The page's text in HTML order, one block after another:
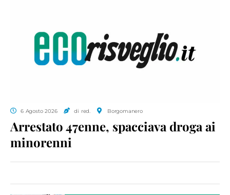
6 Agosto 2026 di red. Borgomanero
Arrestato 47enne, spacciava droga ai
minorenni